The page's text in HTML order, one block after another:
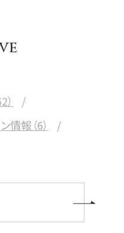
情報（6）